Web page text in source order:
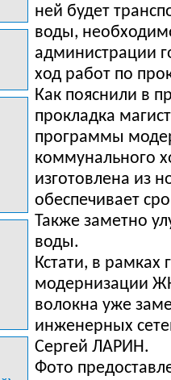
ней будет
воды,
администрации
ход работ по
Как пояснили в
прокладка
программы
коммунального
изготовлена из
обеспечивает
Также заметно
воды.
Кстати, в
модернизации
волокна уже
инженерных
Сергей ЛАРИН.
Фото